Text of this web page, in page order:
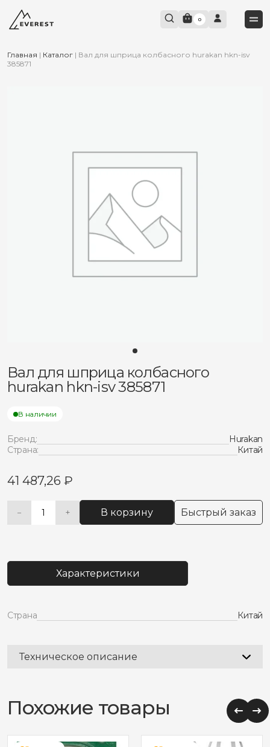
0
Главная | Каталог | Вал для шприца колбасного hurakan hkn-isv
385871
Вал для шприца колбасного
hurakan hkn-isv 385871
В наличии
Бренд:
Hurakan
Страна:
Китай
41 487,26 ₽
−
Количество
шприца
колбасного
hurakan
isv
385871
+ В корзину Быстрый заказ
Alternative:
Характеристики
Страна Китай
Техническое описание
Похожие товары